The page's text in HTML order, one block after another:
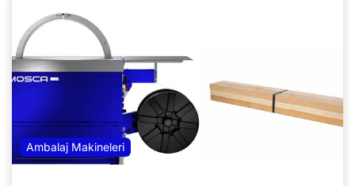
Ambalaj Makineleri